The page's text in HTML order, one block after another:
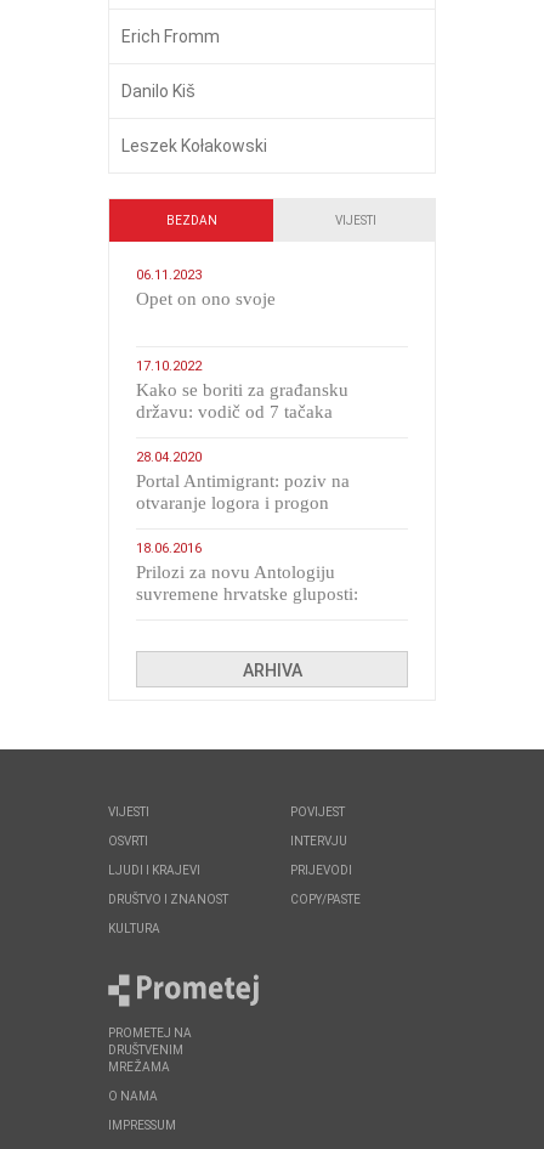
Erich Fromm
Danilo Kiš
Leszek Kołakowski
BEZDAN VIJESTI
06.11.2023
​Opet on ono svoje
17.10.2022
Kako se boriti za građansku
državu: vodič od 7 tačaka
28.04.2020
Portal Antimigrant: poziv na
otvaranje logora i progon
18.06.2016
Prilozi za novu Antologiju
suvremene hrvatske gluposti:
ARHIVA
VIJESTI
OSVRTI
LJUDI I KRAJEVI
DRUŠTVO I ZNANOST
KULTURA
POVIJEST
INTERVJU
PRIJEVODI
COPY/PASTE
PROMETEJ NA
DRUŠTVENIM
MREŽAMA
O NAMA
IMPRESSUM